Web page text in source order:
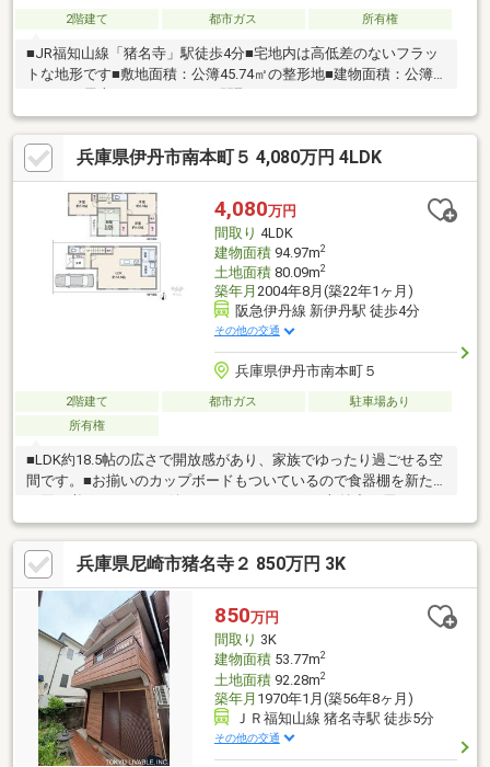
2階建て 都市ガス 所有権
■JR福知山線「猪名寺」駅徒歩4分■宅地内は高低差のないフラッ
トな地形です■敷地面積：公簿45.74㎡の整形地■建物面積：公簿
兵庫県伊丹市南本町５ 4,080万円 4LDK
4,080万円
間取り 4LDK
建物面積94.97m2
土地面積80.09m2
築年月 2004年8月(築22年1ヶ月)
阪急伊丹線 新伊丹駅 徒歩4分
その他の交通
兵庫県伊丹市南本町５
2階建て 都市ガス
駐車場あり
所有権
■LDK約18.5帖の広さで開放感があり、家族でゆったり過ごせる空
間です。■お揃いのカップボードもついているので食器棚を新た
ます。■水回りが集中しておりますので、家事動線良好です！■全
居室収納と窓がございますので、明るく、荷物が多くても安心で
す！■家族それぞれの個室を確保できる4LDK！■屋根裏収納がご
ざいますので、季節物の収納にピッタリです！■スーパー・教育
施設が徒歩圏内の生活しやすいエリア！■周辺は閑静な住宅街。
交通量が少なくお子様がいらっしゃるご世帯でも安心してお住ま
い頂けます。■生活施設が身近に！
兵庫県尼崎市猪名寺２ 850万円 3K
850万円
間取り 3K
建物面積53.77m2
土地面積92.28m2
築年月 1970年1月(築56年8ヶ月)
ＪＲ福知山線 猪名寺駅 徒歩5分
その他の交通